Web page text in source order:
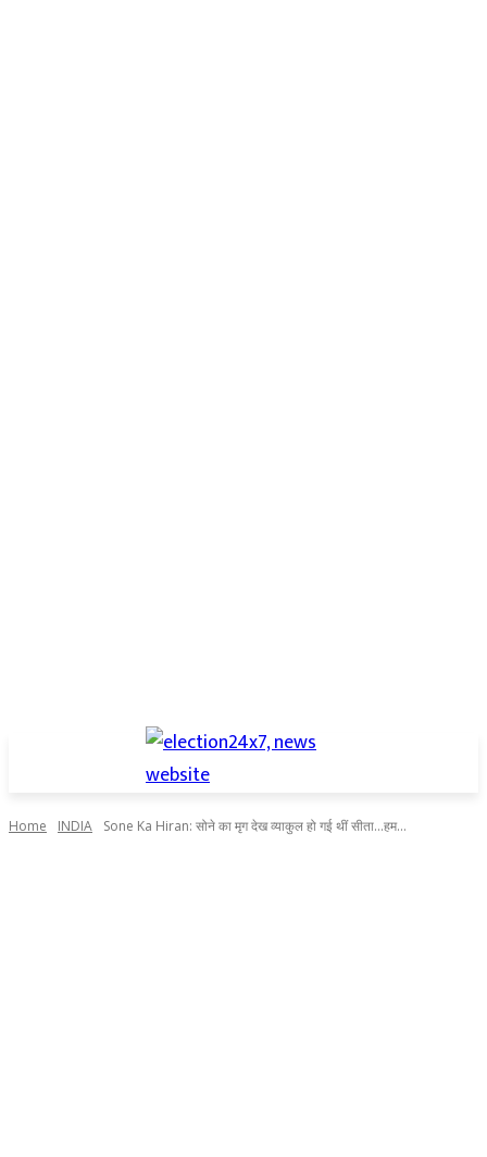
Home INDIA Sone Ka Hiran: सोने का मृग देख व्याकुल हो गई थीं सीता...हम...